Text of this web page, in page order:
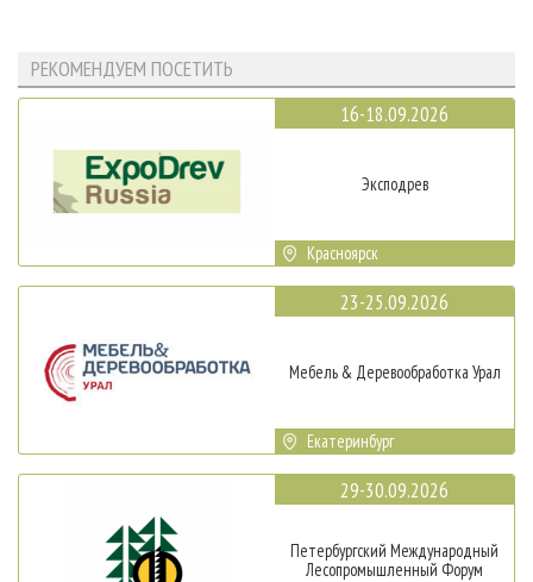
РЕКОМЕНДУЕМ ПОСЕТИТЬ
16-18.09.2026
Эксподрев
Красноярск
23-25.09.2026
Мебель & Деревообработка Урал
Екатеринбург
29-30.09.2026
Петербургский Международный
Лесопромышленный Форум